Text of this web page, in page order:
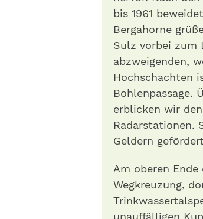
bis 1961
Bergahorne
Sulz vorbei zum
abzweigenden,
Hochschachten
Bohlenpassage.
erblicken wir
Radarstationen.
Geldern
Am oberen
Wegkreuzung,
unauffälligen